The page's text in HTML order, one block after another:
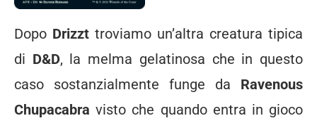
Dopo Drizzt troviamo un’altra creatura tipica
di D&D, la melma gelatinosa che in questo
caso sostanzialmente funge da Ravenous
Chupacabra visto che quando entra in gioco